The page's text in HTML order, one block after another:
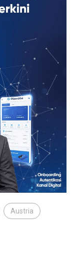
Austria